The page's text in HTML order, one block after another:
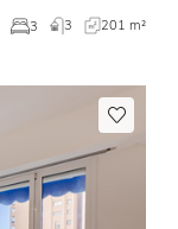
3 3 201 m²